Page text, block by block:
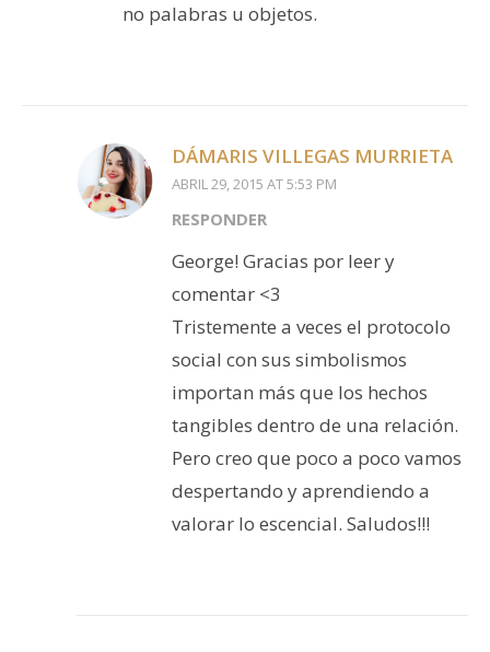
no palabras u objetos.
DÁMARIS VILLEGAS MURRIETA
ABRIL 29, 2015 AT 5:53 PM
RESPONDER
George! Gracias por leer y
comentar <3
Tristemente a veces el protocolo
social con sus simbolismos
importan más que los hechos
tangibles dentro de una relación.
Pero creo que poco a poco vamos
despertando y aprendiendo a
valorar lo escencial. Saludos!!!